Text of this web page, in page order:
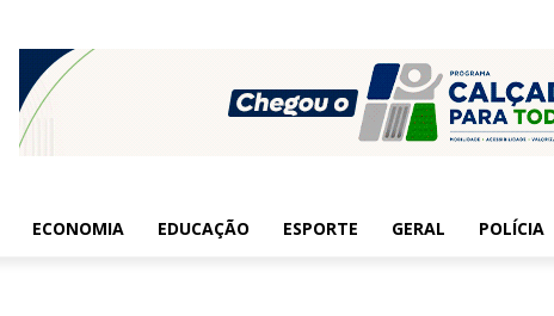
ECONOMIA EDUCAÇÃO ESPORTE GERAL POLÍCIA